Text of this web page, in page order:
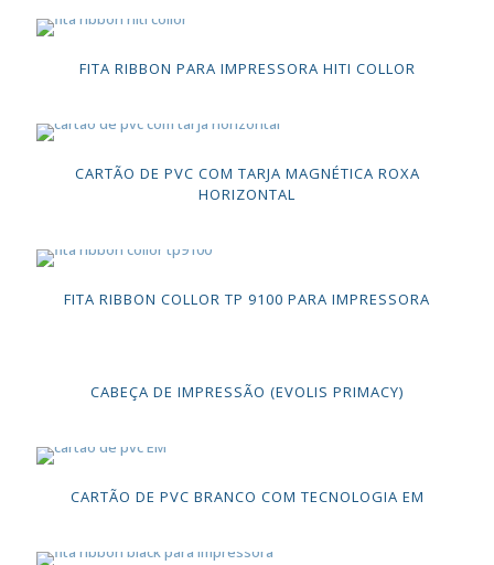
FITA RIBBON PARA IMPRESSORA HITI COLLOR
CARTÃO DE PVC COM TARJA MAGNÉTICA ROXA
HORIZONTAL
FITA RIBBON COLLOR TP 9100 PARA IMPRESSORA
CABEÇA DE IMPRESSÃO (EVOLIS PRIMACY)
CARTÃO DE PVC BRANCO COM TECNOLOGIA EM